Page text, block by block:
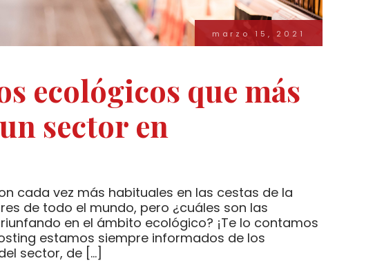
marzo 15, 2021
ecológicos que más
sector en
cada vez más habituales en las cestas de la
de todo el mundo, pero ¿cuáles son las
en el ámbito ecológico? ¡Te lo contamos
estamos siempre informados de los
sector, de […]